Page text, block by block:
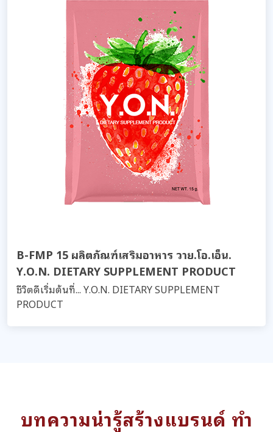
B-FMP 15 ผลิตภัณฑ์เสริมอาหาร วาย.โอ.เอ็น.
Y.O.N. DIETARY SUPPLEMENT PRODUCT
ชีวิตดีเริ่มต้นที่... Y.O.N. DIETARY SUPPLEMENT
PRODUCT
บทความน่ารู้สร้างแบรนด์ ทำ